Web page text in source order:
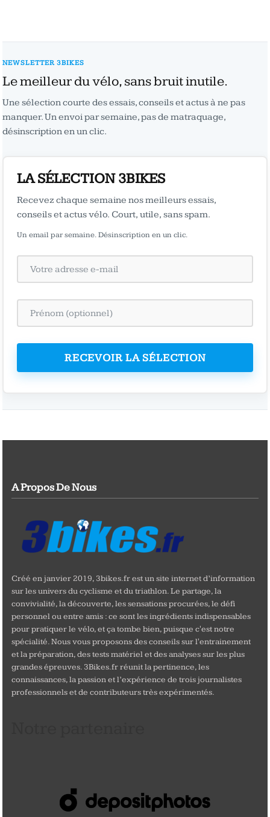
NEWSLETTER 3BIKES
Le meilleur du vélo, sans bruit inutile.
Une sélection courte des essais, conseils et actus à ne pas
manquer. Un envoi par semaine, pas de matraquage,
désinscription en un clic.
LA SÉLECTION 3BIKES
Recevez chaque semaine nos meilleurs essais,
conseils et actus vélo. Court, utile, sans spam.
Un email par semaine. Désinscription en un clic.
RECEVOIR LA SÉLECTION
A Propos De Nous
Créé en janvier 2019, 3bikes.fr est un site internet d’information
sur les univers du cyclisme et du triathlon. Le partage, la
convivialité, la découverte, les sensations procurées, le défi
personnel ou entre amis : ce sont les ingrédients indispensables
pour pratiquer le vélo, et ça tombe bien, puisque c'est notre
spécialité. Nous vous proposons des conseils sur l'entrainement
et la préparation, des tests matériel et des analyses sur les plus
grandes épreuves. 3Bikes.fr réunit la pertinence, les
connaissances, la passion et l’expérience de trois journalistes
professionnels et de contributeurs très expérimentés.